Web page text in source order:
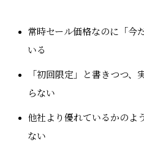
常時セール価格なのに「
いる
「初回限定」と書きつつ
らない
他社より優れているかのよ
ない